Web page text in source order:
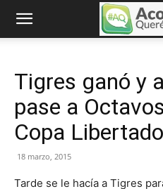
Tigres ganó y
pase a
Copa
18 marzo, 2015
Tarde se le hacía a Tigres